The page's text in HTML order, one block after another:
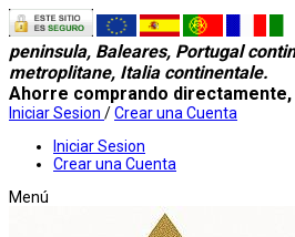
peninsula, Baleares, Portugal
metroplitane, Italia continentale.
Ahorre comprando
Iniciar Sesion /Crear una Cuenta
Iniciar Sesion
Crear una Cuenta
Menú